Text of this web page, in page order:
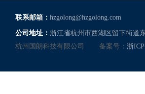
联系邮箱： hzgolong@hzgolong.com
公司地址： 浙江省杭州市西湖区留下街道
杭州国朗科技有限公司
备案号： 浙